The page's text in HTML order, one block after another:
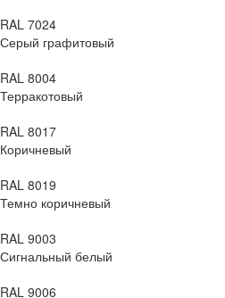
RAL 7024
Серый графитовый
RAL 8004
Терракотовый
RAL 8017
Коричневый
RAL 8019
Темно коричневый
RAL 9003
Сигнальный белый
RAL 9006